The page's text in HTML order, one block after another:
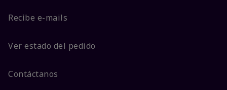
Recibe e-mails
Ver estado del pedido
Contáctanos